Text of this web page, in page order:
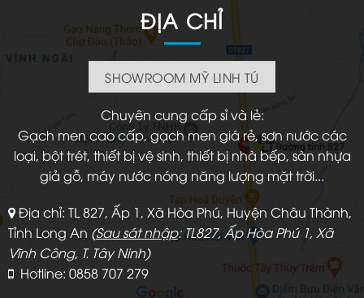
ĐỊA CHỈ
SHOWROOM MỸ LINH TÚ
Chuyên cung cấp sỉ và lẻ:
Gạch men cao cấp, gạch men giá rẻ, sơn nước các
loại, bột trét, thiết bị vệ sinh, thiết bị nhà bếp, sàn nhựa
giả gỗ, máy nước nóng năng lượng mặt trời...
Địa chỉ: TL 827, Ấp 1, Xã Hòa Phú, Huyện Châu Thành,
Tỉnh Long An (Sau sát nhập: TL827, Ấp Hòa Phú 1, Xã
Vĩnh Công, T. Tây Ninh)
Hotline: 0858 707 279